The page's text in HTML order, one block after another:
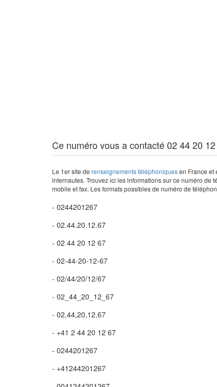
Ce numéro vous a contacté 02 44 20
Le 1er site de renseignements téléphoniquesen France et
internautes. Trouvez ici les informations sur ce numéro
mobile et fax. Les formats possibles de numéro de
- 0244201267
- 02.44.20.12.67
- 02 44 20 12 67
- 02-44-20-12-67
- 02/44/20/12/67
- 02_44_20_12_67
- 02,44,20,12,67
- +41 2 44 20 12 67
- 0244201267
- +41244201267